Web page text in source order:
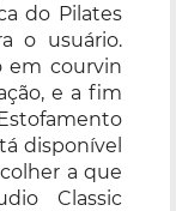
do Pilates
o usuário.
em courvin
e a fim
disponível
a que
Classic